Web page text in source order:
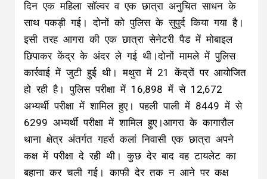
दिन एक महिला सॉल्वर व एक छात्रा अनुचित साधन के
साथ पकड़ी गई। दोनों को पुलिस के सुपुर्द किया गया है।
इसी तरह आगरा की एक छात्रा सेनेटरी पैड में मोबाइल
छिपाकर केंद्र के अंदर ले गई थी।दोनों मामले में पुलिस
कार्रवाई में जुटी हुई थी। मथुरा में 21 केंद्रों पर आयोजित
हो रही है। पुलिस परीक्षा में 16,898 में से 12,672
अभ्यर्थी परीक्षा में शामिल हुए। पहली पाली में 8449 में से
6299 अभ्यर्थी परीक्षा में शामिल हुए।आगरा के कागारौल
थाना क्षेत्र अंतर्गत गहर्रा कलां निवासी एक छात्रा अपने
कक्ष में परीक्षा दे रही थी। कुछ देर बाद वह टायलेट का
बहाना कर चली गई। काफी देर तक न आने पर कक्ष